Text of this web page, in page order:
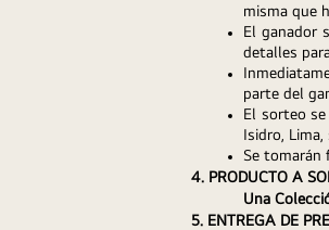
misma que
El ganador
detalles
parte del
El sorteo
Isidro,
Se tomarán
4. PRODUCTO A
Una
5. ENTREGA DE